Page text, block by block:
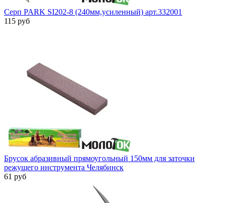
Серп PARK SI202-8 (240мм,усиленный) арт.332001
115 руб
Брусок абразивный прямоугольный 150мм для заточки
режущего инструмента Челябинск
61 руб